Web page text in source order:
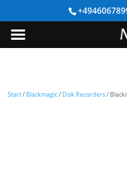
Start/ Blackmagic/ Disk Recorders/